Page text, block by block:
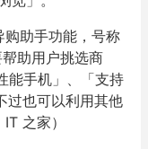
助手功能，号称
助用户挑选商
能手机」、「支持
过也可以利用其他
之家）